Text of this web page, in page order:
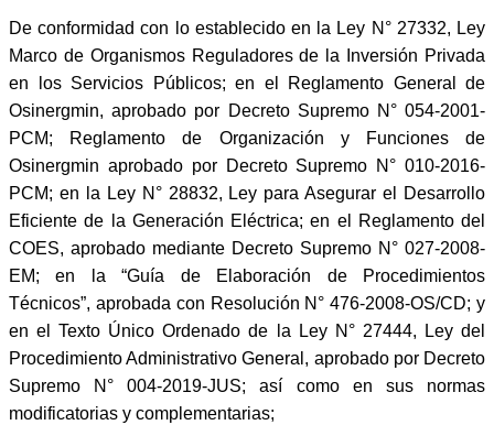
De conformidad con lo establecido en la Ley N° 27332, Ley
Marco de Organismos Reguladores de la Inversión Privada
en los Servicios Públicos; en el Reglamento General de
Osinergmin, aprobado por Decreto Supremo N° 054-2001-
PCM; Reglamento de Organización y Funciones de
Osinergmin aprobado por Decreto Supremo N° 010-2016-
PCM; en la Ley N° 28832, Ley para Asegurar el Desarrollo
Eficiente de la Generación Eléctrica; en el Reglamento del
COES, aprobado mediante Decreto Supremo N° 027-2008-
EM; en la “Guía de Elaboración de Procedimientos
Técnicos”, aprobada con Resolución N° 476-2008-OS/CD; y
en el Texto Único Ordenado de la Ley N° 27444, Ley del
Procedimiento Administrativo General, aprobado por Decreto
Supremo N° 004-2019-JUS; así como en sus normas
modificatorias y complementarias;